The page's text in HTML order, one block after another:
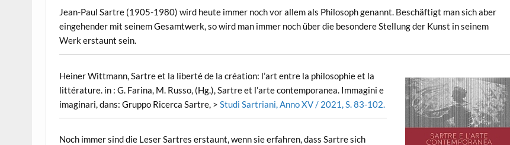
Jean-Paul Sartre (1905-1980) wird heute immer noch vor allem als Philosoph genannt. Beschäftigt man sich aber
eingehender mit seinem Gesamtwerk, so wird man immer noch über die besondere Stellung der Kunst in seinem
Werk erstaunt sein.
Heiner Wittmann, Sartre et la liberté de la création: l’art entre la philosophie et la
littérature. in : G. Farina, M. Russo, (Hg.), Sartre et l’arte contemporanea. Immagini e
imaginari, dans: Gruppo Ricerca Sartre, > Studi Sartriani , Anno XV / 2021, S. 83-102.
Noch immer sind die Leser Sartres erstaunt, wenn sie erfahren, dass Sartre sich